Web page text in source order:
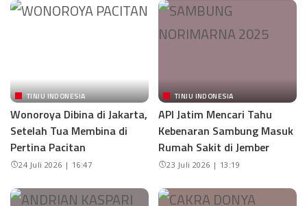
TINJU INDONESIA
Wonoroya Dibina di Jakarta,
Setelah Tua Membina di
Pertina Pacitan
24 Juli 2026 | 16:47
TINJU INDONESIA
API Jatim Mencari Tahu
Kebenaran Sambung Masuk
Rumah Sakit di Jember
23 Juli 2026 | 13:19